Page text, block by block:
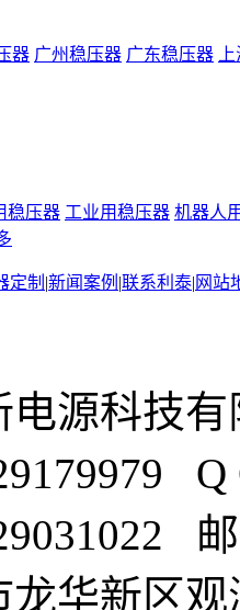
器 广州稳压器 广东稳压器
稳压器 工业用稳压器 机器人
定制 |新闻案例 |联系利泰| 网站
电源科技有
邮
龙华新区